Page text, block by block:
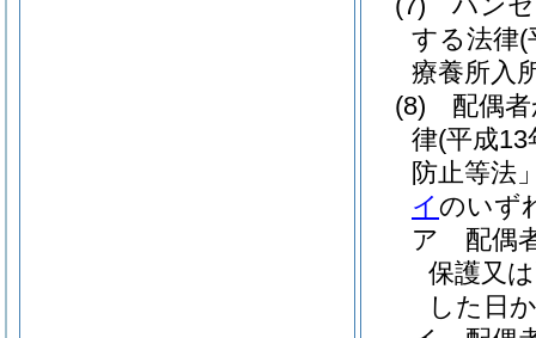
する法律(
療養所入
(8)
配偶
律(平成
防止等法
イ のいず
ア
配偶
保護又
した日